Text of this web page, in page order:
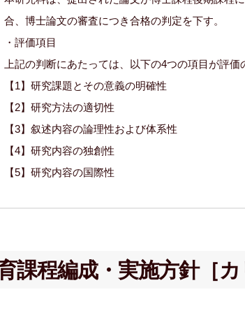
合、博士論文の審査につき合格の判定を下す。
・評価項目
上記の判断にあたっては、以下の4つの項目が評価
【1】研究課題とその意義の明確性
【2】研究方法の適切性
【3】叙述内容の論理性および体系性
【4】研究内容の独創性
【5】研究内容の国際性
課程編成・実施方針［カ